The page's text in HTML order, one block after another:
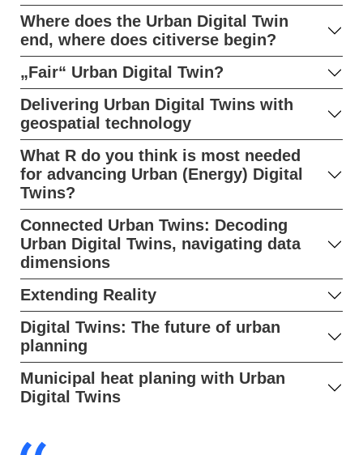
Where does the Urban Digital Twin
end, where does citiverse begin?
„Fair“ Urban Digital Twin?
Delivering Urban Digital Twins with
geospatial technology
What R do you think is most needed
for advancing Urban (Energy) Digital
Twins?
Connected Urban Twins: Decoding
Urban Digital Twins, navigating data
dimensions
Extending Reality
Digital Twins: The future of urban
planning
Municipal heat planing with Urban
Digital Twins